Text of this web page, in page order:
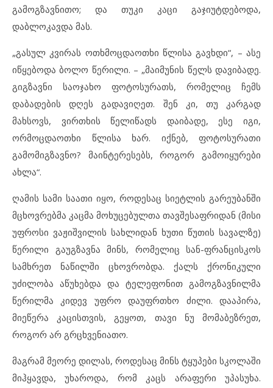
გამოგზავნითო; და თუკი კაცი გაჯიუტდებოდა,
დაბლოკავდა მას.
„გასულ კვირას ოთხმოცდაოთხი წლისა გავხდი“, – ასე
იწყებოდა ბოლო წერილი. – „მაიმუნის წელს დავიბადე.
გიგზავნი საოჯახო ფოტოსურათს, რომელიც ჩემს
დაბადების დღეს გადავიღეთ. შენ კი, თუ კარგად
მახსოვს, ვირთხის წელიწადს დაიბადე, ესე იგი,
ორმოცდაოთხი წლისა ხარ. იქნებ, ფოტოსურათი
გამომიგზავნო? მაინტერესებს, როგორ გამოიყურები
ახლა“.
ღამის სამი საათი იყო, როდესაც სიეტლის გარეუბანში
მცხოვრებმა კაცმა მოხუცებულთა თავშესაფრიდან (მისი
უფროსი ვაჟიშვილის სახლიდან ხუთი წუთის სავალზე)
წერილი გაუგზავნა მინს, რომელიც სან-ფრანცისკოს
სამხრეთ ნაწილში ცხოვრობდა. ქალს ქრონიკული
უძილობა აწუხებდა და ტელეფონით გამოგზავნილმა
წერილმა კიდევ უფრო დაუფრთხო ძილი. დააპირა,
მიეწერა კაცისთვის, გეყოთ, თავი ნუ მომაბეზრეთ,
როგორ არ გრცხვენიათო.
მაგრამ მეორე დილას, როდესაც მინს ტყუპები სკოლაში
მიჰყავდა, უხაროდა, რომ კაცს არაფერი უპასუხა.